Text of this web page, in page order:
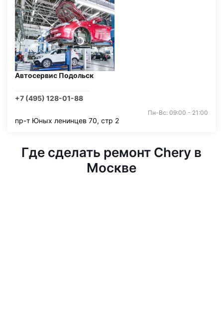
Автосервис Подольск
+7 (495) 128-01-88
Пн-Вс: 09:00 - 21:00
пр-т Юных ленинцев 70, стр 2
Где сделать ремонт Chery в
Москве